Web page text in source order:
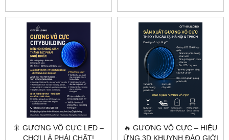
CITYBUILDING
🎇 GƯƠNG VÔ CỰC LED –
CHƠI LÀ PHẢI CHẤT!
🔥 GƯƠNG VÔ CỰC – HIỆU
ỨNG 3D KHUYNH ĐẢO GIỚI